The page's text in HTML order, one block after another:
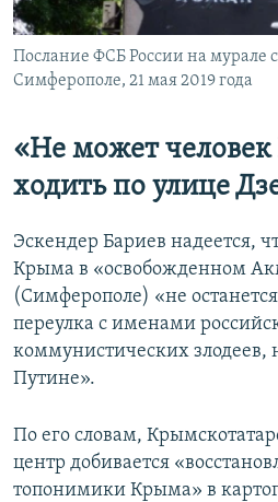
Послание ФСБ России на мурале
Симферополе, 21 мая 2019 года
«Не может человек
ходить по улице
Эскендер Бариев надеется,
Крыма в «освобожденном
(Симферополе) «не
переулка с именами
коммунистических злодеев,
Путине».
По его словам,
центр добивается
топонимики Крыма» в